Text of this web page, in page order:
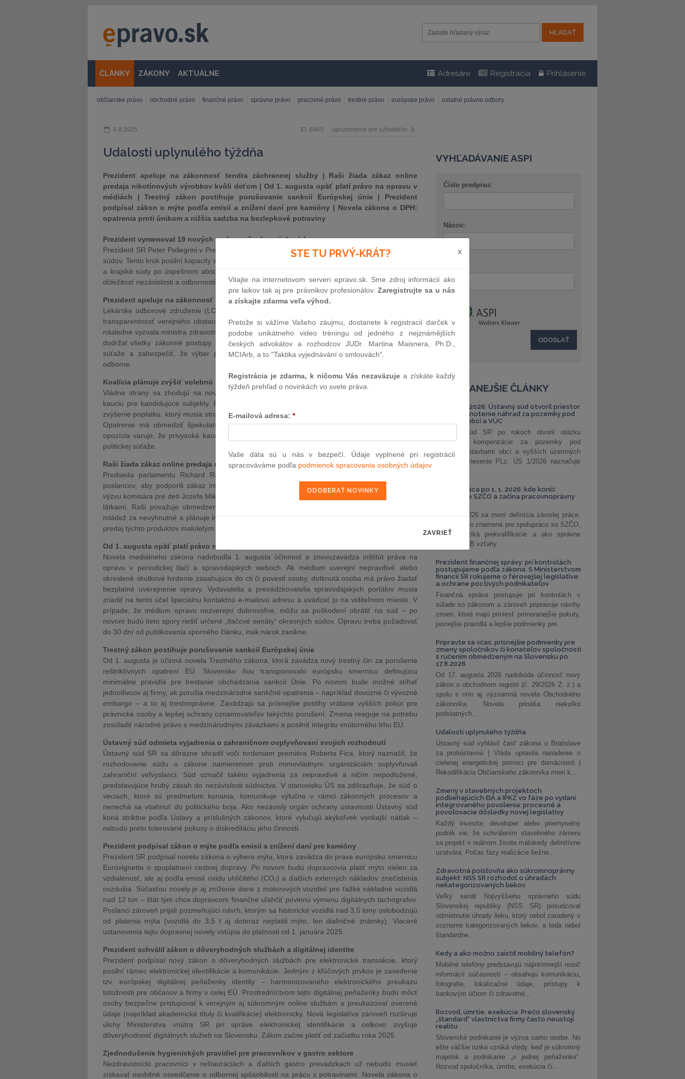
ČLÁNKY ZÁKONY AKTUÁLNE Adresáre Registrácia Prihlásenie
občianske právo obchodné právo finančné právo správne právo pracovné právo trestné právo európske právo ostatné právne odbory
4.8.2025 ID: 6465 upozornenie pre užívateľov
Udalosti uplynulého týždňa
Prezident apeluje na zákonnosť tendra záchrannej služby | Raši žiada zákaz online
predaja nikotínových výrobkov kvôli deťom | Od 1. augusta opäť platí právo na opravu v
médiách | Trestný zákon postihuje porušovanie sankcií Európskej únie | Prezident
podpísal zákon o mýte podľa emisií a znížení daní pre kamióny | Novela zákona o DPH:
opatrenia proti únikom a nižšia sadzba na bezlepkové potraviny
Prezident vymenoval 19 nových sudcov všeobecných súdov
Prezident SR Peter Pellegrini v Prezidentskom paláci vymenoval 19 nových sudcov všeobecných
súdov. Tento krok posilní kapacity slovenskej justície – noví sudcovia nastúpia na viaceré okresné
a krajské súdy po úspešnom absolvovaní výberových konaní. Prezident pri menovaní zdôraznil
dôležitosť nezávislosti a odbornosti v súdnictve.
Prezident apeluje na zákonnosť tendra záchrannej služby
Lekárske odborové združenie (LOZ) požiadalo prezidenta Petra Pellegriniho, aby dohliadol na
transparentnosť verejného obstarávania licencií pre záchrannú zdravotnú službu. Hlava štátu
následne vyzvala ministra zdravotníctva Kamila Šaška, aby pri tendri na nové stanice záchraniek
dodržal všetky zákonné postupy. Cieľom je predísť akýmkoľvek pochybnostiam o korektnosti
súťaže a zabezpečiť, že výber poskytovateľov záchraniek bude prebiehať transparentne a
odborne.
Koalícia plánuje zvýšiť volebnú kauciu pre politické strany
Vládne strany sa zhodujú na novele zákona o politických stranách, ktorá má zvýšiť volebnú
kauciu pre kandidujúce subjekty. Poslanec Roman Michelko (SNS) uviedol, že koalícia podporí
zvýšenie poplatku, ktorý musia strany zložiť pred voľbami, aby sa zúčastnili parlamentnej súťaže.
Opatrenie má obmedziť špekulatívne kandidatúry a účelové strany, no vyvoláva aj kritiku –
opozícia varuje, že privysoká kaucia by mohla znevýhodniť menšie subjekty a oslabiť pestrosť
politickej súťaže.
Raši žiada zákaz online predaja nikotínových výrobkov kvôli deťom
Predseda parlamentu Richard Raši avizoval, že bude apelovať na koaličných partnerov a
poslancov, aby podporili zákaz internetového predaja nikotínových produktov. Reaguje tak na
výzvu komisára pre deti Jozefa Mikloška, ktorý požaduje prísnejšiu ochranu detí pred návykovými
látkami. Raši považuje obmedzenie dostupnosti e-cigariet a iných nikotínových pomôcok pre
mládež za nevyhnutné a plánuje iniciovať príslušnú legislatívnu zmenu, ktorá by zakázala online
predaj týchto produktov maloletým.
Od 1. augusta opäť platí právo na opravu v médiách
Novela mediálneho zákona nadobudla 1. augusta účinnosť a znovuzavádza inštitút práva na
opravu v periodickej tlači a spravodajských weboch. Ak médium uverejní nepravdivé alebo
skreslené skutkové tvrdenie zasahujúce do cti či povesti osoby, dotknutá osoba má právo žiadať
bezplatné uverejnenie opravy. Vydavatelia a prevádzkovatelia spravodajských portálov musia
zriadiť na tento účel špeciálnu kontaktnú e-mailovú adresu a uvádzať ju na viditeľnom mieste. V
prípade, že médium opravu nezverejní dobrovoľne, môžu sa poškodení obrátiť na súd – po
novom budú tieto spory riešiť určené „tlačové senáty“ okresných súdov. Opravu treba požadovať
do 30 dní od publikovania sporného článku, inak nárok zanikne.
Trestný zákon postihuje porušovanie sankcií Európskej únie
Od 1. augusta je účinná novela Trestného zákona, ktorá zavádza nový trestný čin za porušenie
reštriktívnych opatrení EÚ. Slovensko ňou transponovalo európsku smernicu definujúcu
minimálne pravidlá pre trestanie obchádzania sankcií Únie. Po novom bude možné stíhať
jednotlivcov aj firmy, ak porušia medzinárodné sankčné opatrenia – napríklad dovozné či vývozné
embargo – a to aj trestnoprávne. Zavádzajú sa prísnejšie postihy vrátane vyšších pokút pre
právnické osoby a lepšej ochrany oznamovateľov takýchto porušení. Zmena reaguje na potrebu
zosúladiť národné právo s medzinárodnými záväzkami a posilniť integritu vnútorného trhu EÚ.
Ústavný súd odmieta vyjadrenia o zahraničnom ovplyvňovaní svojich rozhodnutí
Ústavný súd SR sa dôrazne ohradil voči tvrdeniam premiéra Roberta Fica, ktorý naznačil, že
rozhodovanie súdu o zákone namierenom proti mimovládnym organizáciám ovplyvňovali
zahraniční veľvyslanci. Súd označil takéto vyjadrenia za nepravdivé a ničím nepodložené,
predstavujúce hrubý zásah do nezávislosti súdnictva. V stanovisku ÚS sa zdôrazňuje, že súd o
veciach, ktoré sú predmetom konania, komunikuje výlučne v rámci zákonných procesov a
nenechá sa vtiahnuť do politického boja. Ako nezávislý orgán ochrany ústavnosti Ústavný súd
koná striktne podľa Ústavy a príslušných zákonov, ktoré vylučujú akýkoľvek vonkajší nátlak –
nebudú preto tolerované pokusy o diskreditáciu jeho činnosti.
Prezident podpísal zákon o mýte podľa emisií a znížení daní pre kamióny
Prezident SR podpísal novelu zákona o výbere mýta, ktorá zavádza do praxe európsku smernicu
Eurovignette o spoplatnení cestnej dopravy. Po novom budú dopravcovia platiť mýto nielen za
vzdialenosť, ale aj podľa emisií oxidu uhličitého (CO₂) a ďalších externých nákladov znečistenia
ovzdušia. Súčasťou novely je aj zníženie dane z motorových vozidiel pre ťažké nákladné vozidlá
nad 12 ton – štát tým chce dopravcom finančne uľahčiť povinnú výmenu digitálnych tachografov.
Poslanci zároveň prijali pozmeňujúci návrh, ktorým sa historické vozidlá nad 3,5 tony oslobodzujú
od platenia mýta (vozidlá do 3,5 t aj doteraz neplatili mýto, len diaľničné známky). Viaceré
ustanovenia tejto dopravnej novely vstúpia do platnosti od 1. januára 2025.
Prezident schválil zákon o dôveryhodných službách a digitálnej identite
Prezident podpísal nový zákon o dôveryhodných službách pre elektronické transakcie, ktorý
posilní rámec elektronickej identifikácie a komunikácie. Jedným z kľúčových prvkov je zavedenie
tzv. európskej digitálnej peňaženky identity – harmonizovaného elektronického preukazu
totožnosti pre občanov a firmy v celej EÚ. Prostredníctvom tejto digitálnej peňaženky budú môcť
osoby bezpečne pristupovať k verejným aj súkromným online službám a preukazovať overené
údaje (napríklad akademické tituly či kvalifikácie) elektronicky. Nová legislatíva zároveň rozširuje
úlohy Ministerstva vnútra SR pri správe elektronickej identifikácie a celkovo zvyšuje
dôveryhodnosť digitálnych služieb na Slovensku. Zákon začne platiť od začiatku roka 2025.
Zjednodušenie hygienických pravidiel pre pracovníkov v gastro sektore
Nezdravotnícki pracovníci v reštauráciách a ďalších gastro prevádzkach už nebudú musieť
získavať osobitné osvedčenie o odbornej spôsobilosti na prácu s potravinami. Novela zákona o
VYHĽADÁVANIE ASPI
Číslo predpisu:
Názov:
NAJČÍTANEJŠIE ČLÁNKY
PLz. ÚS 1/2026: Ústavný súd otvoril priestor
na prehodnotenie náhrad za pozemky pod
stavbami obcí a VÚC
Ústavný súd SR po rokoch otvoril otázku
primeranej kompenzácie za pozemky pod
verejnými stavbami obcí a vyšších územných
celkov. Uznesenie PLz. ÚS 1/2026 naznačuje
odklon od...
Závislá práca po 1. 1. 2026: kde končí
podnikanie SZČO a začína pracovnoprávny
Od 1. 1. 2026 sa mení definícia závislej práce.
Zistite, čo to znamená pre spoluprácu so SZČO,
aké sú riziká prekvalifikácie a ako správne
nastaviť B2B vzťahy.
Prezident finančnej správy: pri kontrolách
postupujeme podľa zákona. S Ministerstvom
financií SR rokujeme o férovejšej legislatíve
a ochrane poctivých podnikateľov
Finančná správa postupuje pri kontrolách v
súlade so zákonom a zároveň pripravuje návrhy
zmien, ktoré majú priniesť primeranejšie pokuty,
jasnejšie pravidlá a lepšie podmienky pre...
Pripravte sa včas: prísnejšie podmienky pre
zmeny spoločníkov či konateľov spoločnosti
s ručením obmedzeným na Slovensku po
17.8.2026
Od 17. augusta 2026 nadobúda účinnosť nový
zákon o obchodnom registri (č. 29/2026 Z. z.) a
spolu s ním aj významná novela Obchodného
zákonníka. Novela prináša niekoľko
podstatných...
Udalosti uplynulého týždňa
Ústavný súd vyhlásil časť zákona o Bratislave
za protiústavnú | Vláda upravila nariadenie o
cielenej energetickej pomoci pre domácnosti |
Rekodifikácia Občianskeho zákonníka mieri k...
Zmeny v stavebných projektoch
podliehajúcich EIA a IPKZ vo fáze po vydaní
integrovaného povolenia: procesné a
povoľovacie dôsledky novej legislatívy
Každý investor, developer alebo priemyselný
podnik vie, že schválením stavebného zámeru
sa projekt v reálnom živote málokedy definitívne
uzatvára. Počas fázy realizácie bežne...
Zdravotná poisťovňa ako súkromnoprávny
subjekt: NSS SR rozhodol o úhradách
nekategorizovaných liekov
Veľký senát Najvyššieho správneho súdu
Slovenskej republiky (NSS SR) posudzoval
odmietnutie úhrady lieku, ktorý nebol zaradený v
zozname kategorizovaných liekov, a teda nebol
štandardne...
Kedy a ako možno zaistiť mobilný telefón?
Mobilné telefóny predstavujú najintímnejší nosič
informácií súčasnosti – obsahujú komunikáciu,
fotografie, lokalizačné údaje, prístupy k
bankovým účtom či zdravotné...
Rozvod, úmrtie, exekúcia: Prečo slovenský
„štandard“ vlastníctva firmy často neustojí
realitu
Slovenské podnikanie je výzva samo osebe. No
ešte väčšie riziko vzniká vtedy, keď je súkromný
majetok a podnikanie „v jednej peňaženke“.
Rozvod spoločníka, úmrtie, exekúcia či...
STE TU PRVÝ-KRÁT? x
Vitajte na internetovom serveri epravo.sk. Sme zdroj informácií ako
pre laikov tak aj pre právnikov profesionálov. Zaregistrujte sa u nás
a získajte zdarma veľa výhod.
Pretože si vážíme Vašeho záujmu, dostanete k registracií darček v
podobe unikátneho video tréningu od jedného z nejznámějších
českých advokátov a rozhodcov JUDr. Martina Maisnera, Ph.D.,
MCIArb, a to "Taktika vyjednávání o smlouvách".
Registrácia je zdarma, k ničomu Vás nezaväzuje a získáte každý
týždeň prehľad o novinkách vo svete práva.
E-mailová adresa: *
Vaše dáta sú u nás v bezpečí. Údaje vyplnené pri registrácií
spracováváme podľa podmienok spracovania osobných údajov
ZAVRIEŤ